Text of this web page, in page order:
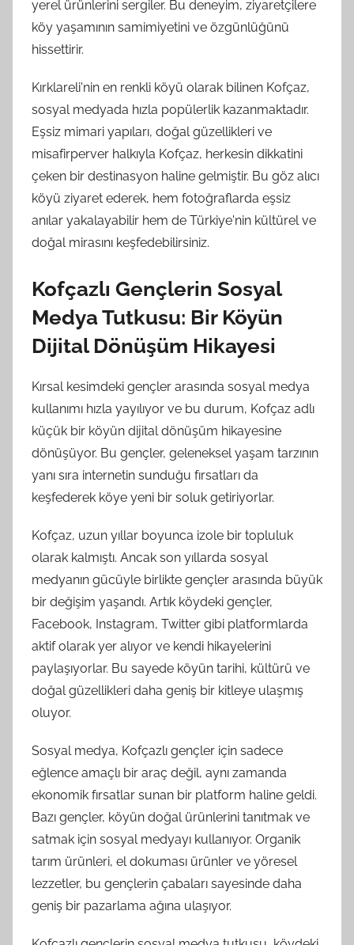
yerel ürünlerini sergiler. Bu deneyim, ziyaretçilere
köy yaşamının samimiyetini ve özgünlüğünü
hissettirir.
Kırklareli'nin en renkli köyü olarak bilinen Kofçaz,
sosyal medyada hızla popülerlik kazanmaktadır.
Eşsiz mimari yapıları, doğal güzellikleri ve
misafirperver halkıyla Kofçaz, herkesin dikkatini
çeken bir destinasyon haline gelmiştir. Bu göz alıcı
köyü ziyaret ederek, hem fotoğraflarda eşsiz
anılar yakalayabilir hem de Türkiye'nin kültürel ve
doğal mirasını keşfedebilirsiniz.
Kofçazlı Gençlerin Sosyal
Medya Tutkusu: Bir Köyün
Dijital Dönüşüm Hikayesi
Kırsal kesimdeki gençler arasında sosyal medya
kullanımı hızla yayılıyor ve bu durum, Kofçaz adlı
küçük bir köyün dijital dönüşüm hikayesine
dönüşüyor. Bu gençler, geleneksel yaşam tarzının
yanı sıra internetin sunduğu fırsatları da
keşfederek köye yeni bir soluk getiriyorlar.
Kofçaz, uzun yıllar boyunca izole bir topluluk
olarak kalmıştı. Ancak son yıllarda sosyal
medyanın gücüyle birlikte gençler arasında büyük
bir değişim yaşandı. Artık köydeki gençler,
Facebook, Instagram, Twitter gibi platformlarda
aktif olarak yer alıyor ve kendi hikayelerini
paylaşıyorlar. Bu sayede köyün tarihi, kültürü ve
doğal güzellikleri daha geniş bir kitleye ulaşmış
oluyor.
Sosyal medya, Kofçazlı gençler için sadece
eğlence amaçlı bir araç değil, aynı zamanda
ekonomik fırsatlar sunan bir platform haline geldi.
Bazı gençler, köyün doğal ürünlerini tanıtmak ve
satmak için sosyal medyayı kullanıyor. Organik
tarım ürünleri, el dokuması ürünler ve yöresel
lezzetler, bu gençlerin çabaları sayesinde daha
geniş bir pazarlama ağına ulaşıyor.